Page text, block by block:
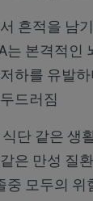
흔적을 남
는 본격적인
하를 유발
드러짐
단 같은 생
은 만성 질
중 모두의 위